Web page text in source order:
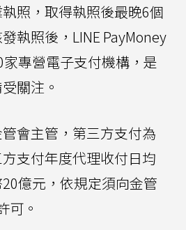
照，取得執照後最晚6個
執照後，LINE PayMoney
專營電子支付機構，是
關注。
會主管，第三方支付為
支付年度代理收付日均
億元，依規定須向金管
可。